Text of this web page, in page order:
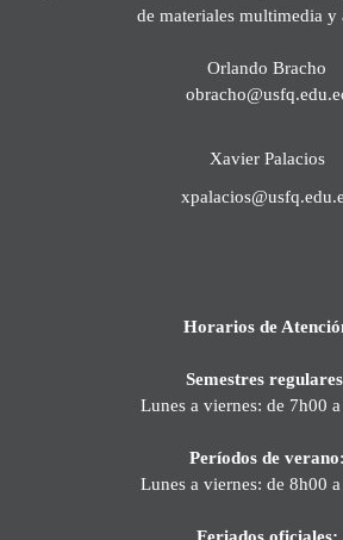
de materiales multimedia y
Orlando Bracho
Xavier Palacios
Horarios de
Semestres
Lunes a viernes: de 7h00
Períodos de verano:
Lunes a viernes: de 8h00
Feriados oficiales: